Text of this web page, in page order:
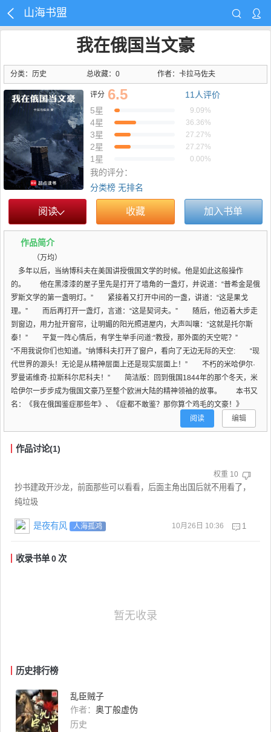
山海书盟
我在俄国当文豪
分类：历史 总收藏：0 作者： 卡拉马佐夫
评分 6.5 11人评价
5星
9.09%
4星 36.36%
3星 27.27%
2星 27.27%
1星 0.00%
我的评分：
分类榜 无排名
阅读 收藏 加入书单
作品简介
（万均）
多年以后，当纳博科夫在美国讲授俄国文学的时候。他是如此这般操作
的。 他在黑漆漆的屋子里先是打开了墙角的一盏灯，并说道：“普希金是俄
罗斯文学的第一盏明灯。” 紧接着又打开中间的一盏，讲道：“这是果戈
理。” 而后再打开一盏灯，言道：“这是契诃夫。” 随后，他迈着大步走
到窗边，用力扯开窗帘，让明媚的阳光照进屋内，大声叫嚷：“这就是托尔斯
泰！” 平复一阵心情后，有学生举手问道:“教授，那外面的天空呢？”
“不用我说你们也知道。”纳博科夫打开了窗户，看向了无边无际的天空: “现
代世界的源头！无论是从精神层面上还是现实层面上！” 不朽的米哈伊尔·
罗曼诺维奇·拉斯科尔尼科夫！” 简洁版：回到俄国1844年的那个冬天，米
哈伊尔一步步成为俄国文豪乃至整个欧洲大陆的精神领袖的故事。 本书又
名：《我在俄国鉴症那些年》、《症都不敢鉴？那你算个鸡毛的文豪！》
阅读
编辑
作品讨论(1)
权重 10
抄书建政开沙龙，前面那些可以看看，后面主角出国后就不用看了，
纯垃圾
是夜有风 人海孤鸿 10月26日 10:36 1
收录书单 0 次
暂无收录
历史排行榜
乱臣贼子
作者： 奥丁般虚伪
历史